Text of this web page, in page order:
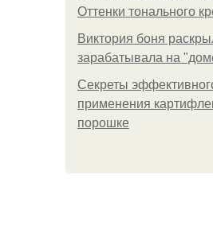
Оттенки тонального
Виктория боня
зарабатывала на
Секреты
применения
порошке